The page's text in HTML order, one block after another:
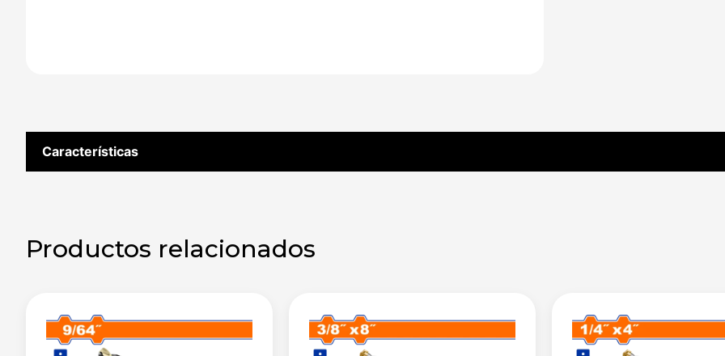
Características
Productos relacionados